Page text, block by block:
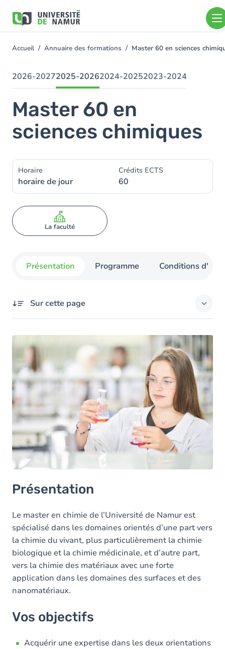
contenu
You
here
Accueil Annuaire des formations Master 60 en sciences
2026-20272025-20262024-20252023-2024
Master 60 en
sciences chimiques
Horaire
horaire de jour
Crédits ECTS
60
La faculté
Présentation Programme Conditions
Sur cette page
Vos objectifs
Les atouts de la formation
Le programme
Les autres masters en chimie
Et après le master
Présentation
Le master en chimie de l’Université de Namur est
spécialisé dans les domaines orientés d’une part vers
la chimie du vivant, plus particulièrement la chimie
biologique et la chimie médicinale, et d’autre part,
vers la chimie des matériaux avec une forte
application dans les domaines des surfaces et des
nanomatériaux.
Vos objectifs
Acquérir une expertise dans les deux orientations